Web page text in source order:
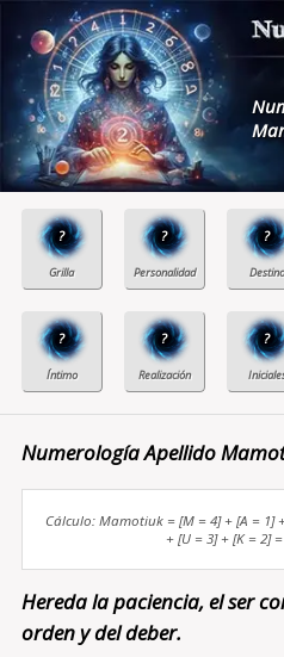
? ? ?
? ? ?
Numerología Apellido
Cálculo: Mamotiuk = [M = 4] + [A = 1]
+ [U = 3] + [K = 2]
Hereda la paciencia, el ser
orden y del deber.